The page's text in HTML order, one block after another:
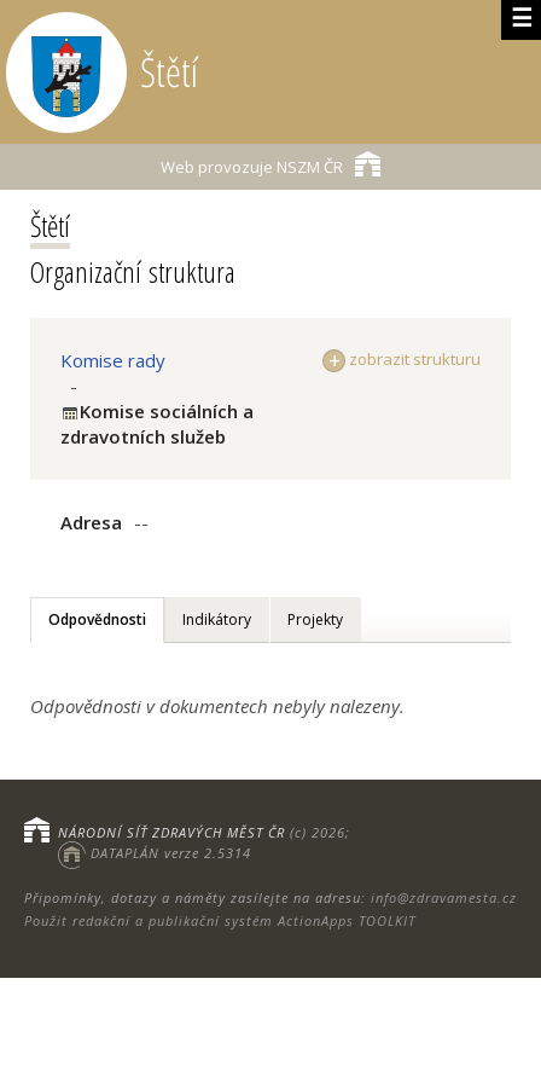
☰
Štětí
Web provozuje NSZM ČR
Štětí
Organizační struktura
zobrazit strukturu
Komise rady
-
Komise sociálních a
zdravotních služeb
Adresa --
Odpovědnosti Indikátory Projekty
Odpovědnosti v dokumentech nebyly nalezeny.
Připomínky, dotazy a náměty zasílejte na adresu: info@zdravamesta.cz
Použit redakční a publikační systém ActionApps TOOLKIT
NÁRODNÍ SÍŤ ZDRAVÝCH MĚST ČR (c) 2026;
DATAPLÁN verze 2.5314